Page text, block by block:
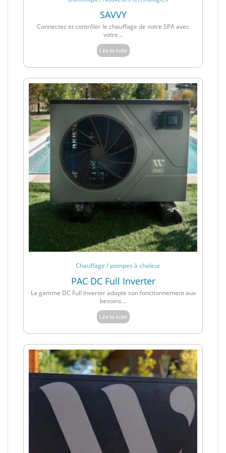
SAVVY
Connectez et contrôler le chauffage de votre SPA avec
votre...
Lire la suite
Chauffage / pompes à chaleur
PAC DC Full Inverter
La gamme DC Full Inverter adapte son fonctionnement aux
besoins...
Lire la suite